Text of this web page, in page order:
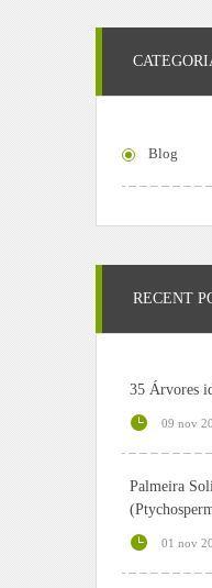
Blog
RECENT
35 Árvores
09 nov
Palmeira
01 nov